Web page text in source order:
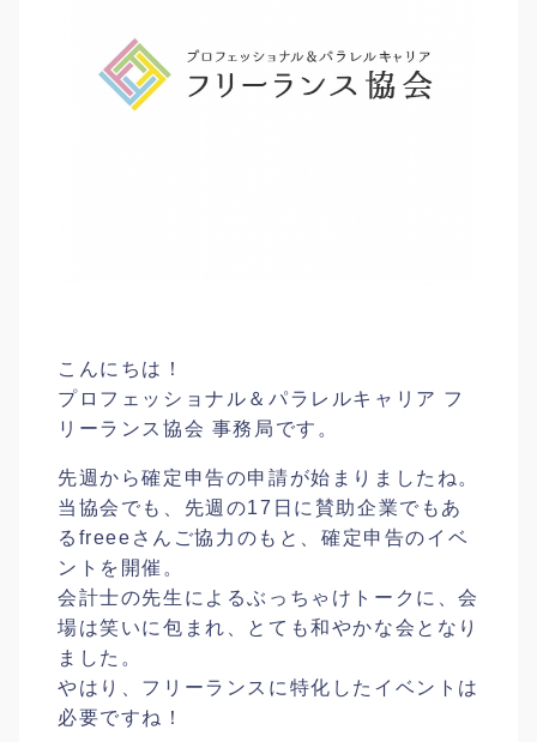
こんにちは！
プロフェッショナル＆パラレルキャリア フ
リーランス協会 事務局です。
先週から確定申告の申請が始まりましたね。
当協会でも、先週の17日に賛助企業でもあ
るfreeeさんご協力のもと、確定申告のイベ
ントを開催。
会計士の先生によるぶっちゃけトークに、会
場は笑いに包まれ、とても和やかな会となり
ました。
やはり、フリーランスに特化したイベントは
必要ですね！